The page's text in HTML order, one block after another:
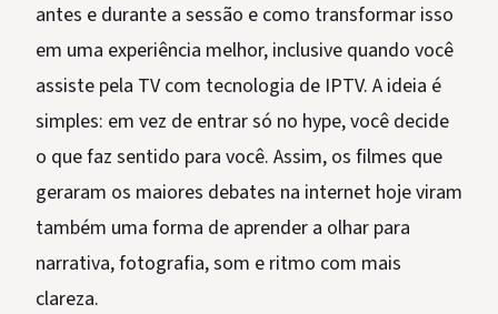
antes e durante a sessão e como transformar isso
em uma experiência melhor, inclusive quando você
assiste pela TV com tecnologia de IPTV. A ideia é
simples: em vez de entrar só no hype, você decide
o que faz sentido para você. Assim, os filmes que
geraram os maiores debates na internet hoje viram
também uma forma de aprender a olhar para
narrativa, fotografia, som e ritmo com mais
clareza.